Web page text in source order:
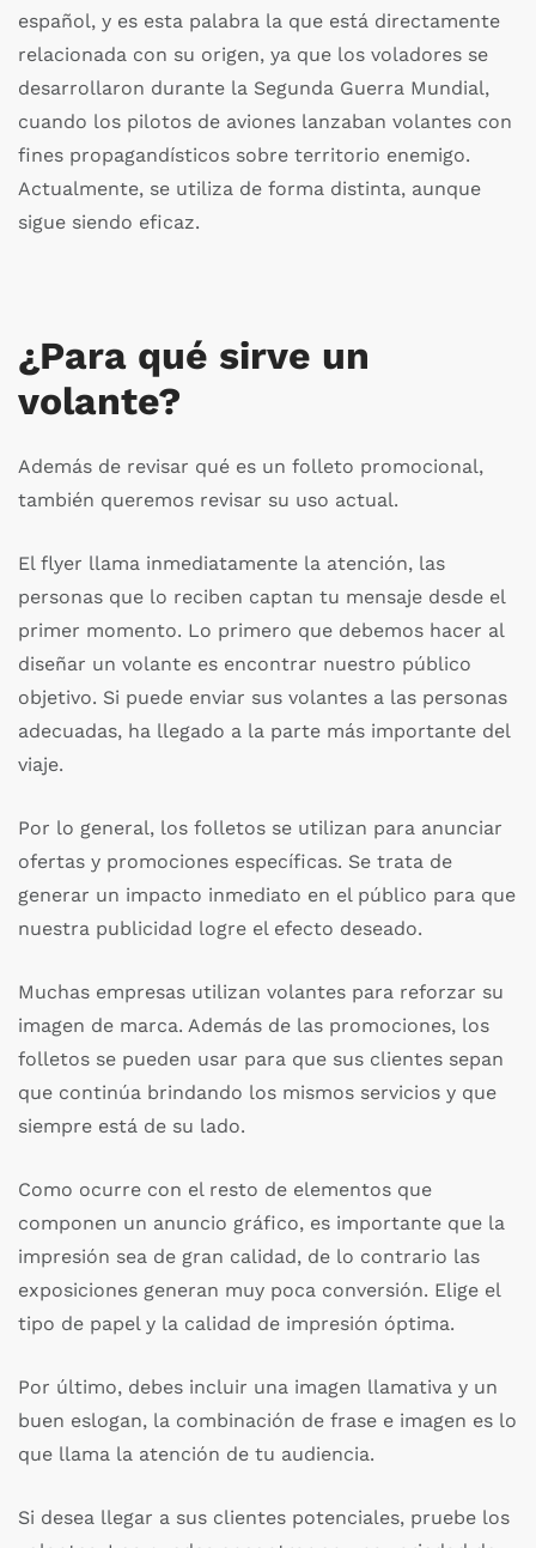
español, y es esta palabra la que está directamente
relacionada con su origen, ya que los voladores se
desarrollaron durante la Segunda Guerra Mundial,
cuando los pilotos de aviones lanzaban volantes con
fines propagandísticos sobre territorio enemigo.
Actualmente, se utiliza de forma distinta, aunque
sigue siendo eficaz.
¿Para qué sirve un
volante?
Además de revisar qué es un folleto promocional,
también queremos revisar su uso actual.
El flyer llama inmediatamente la atención, las
personas que lo reciben captan tu mensaje desde el
primer momento. Lo primero que debemos hacer al
diseñar un volante es encontrar nuestro público
objetivo. Si puede enviar sus volantes a las personas
adecuadas, ha llegado a la parte más importante del
viaje.
Por lo general, los folletos se utilizan para anunciar
ofertas y promociones específicas. Se trata de
generar un impacto inmediato en el público para que
nuestra publicidad logre el efecto deseado.
Muchas empresas utilizan volantes para reforzar su
imagen de marca. Además de las promociones, los
folletos se pueden usar para que sus clientes sepan
que continúa brindando los mismos servicios y que
siempre está de su lado.
Como ocurre con el resto de elementos que
componen un anuncio gráfico, es importante que la
impresión sea de gran calidad, de lo contrario las
exposiciones generan muy poca conversión. Elige el
tipo de papel y la calidad de impresión óptima.
Por último, debes incluir una imagen llamativa y un
buen eslogan, la combinación de frase e imagen es lo
que llama la atención de tu audiencia.
Si desea llegar a sus clientes potenciales, pruebe los